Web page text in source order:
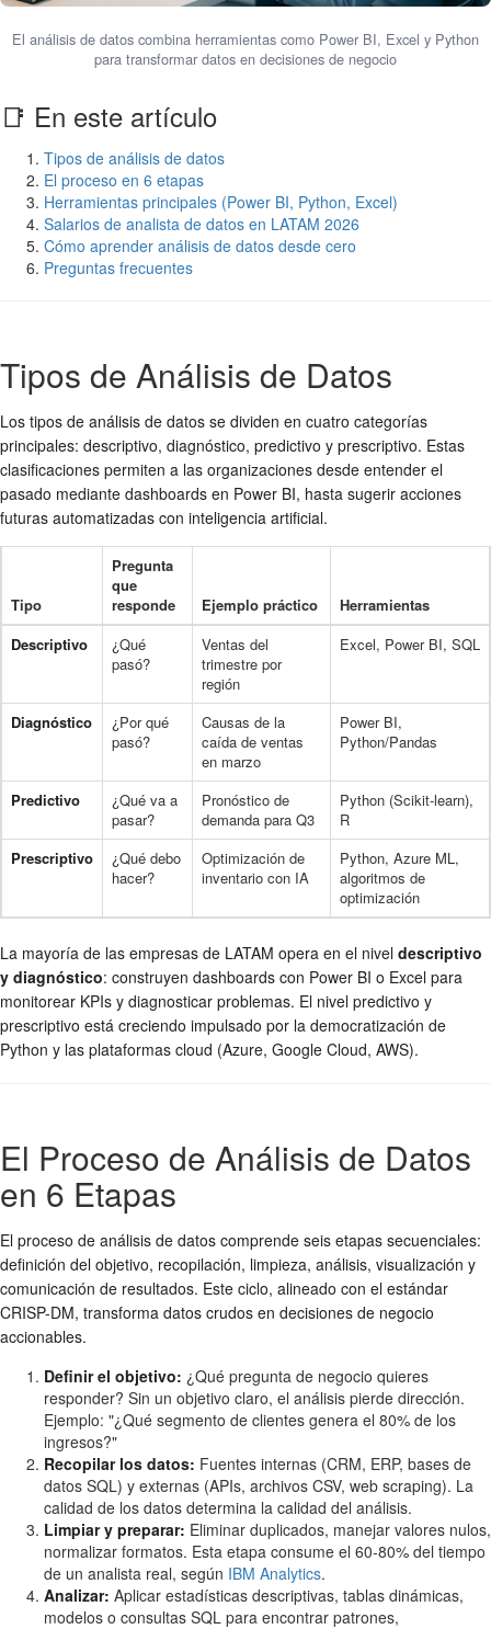
El análisis de datos combina herramientas como Power BI, Excel y Python
para transformar datos en decisiones de negocio
📑 En este artículo
Tipos de análisis de datos
El proceso en 6 etapas
Herramientas principales (Power BI, Python, Excel)
Salarios de analista de datos en LATAM 2026
Cómo aprender análisis de datos desde cero
Preguntas frecuentes
Tipos de Análisis de Datos
Los tipos de análisis de datos se dividen en cuatro categorías
principales: descriptivo, diagnóstico, predictivo y prescriptivo. Estas
clasificaciones permiten a las organizaciones desde entender el
pasado mediante dashboards en Power BI, hasta sugerir acciones
futuras automatizadas con inteligencia artificial.
Tipo
Pregunta
que
responde
Ejemplo práctico
Herramientas
Descriptivo
¿Qué
pasó?
Ventas del
trimestre por
región
Excel, Power BI, SQL
Diagnóstico
¿Por qué
pasó?
Causas de la
caída de ventas
en marzo
Power BI,
Python/Pandas
Predictivo
¿Qué va a
pasar?
Pronóstico de
demanda para Q3
Python (Scikit-learn),
R
Prescriptivo
¿Qué debo
hacer?
Optimización de
inventario con IA
Python, Azure ML,
algoritmos de
optimización
La mayoría de las empresas de LATAM opera en el nivel descriptivo
y diagnóstico: construyen dashboards con Power BI o Excel para
monitorear KPIs y diagnosticar problemas. El nivel predictivo y
prescriptivo está creciendo impulsado por la democratización de
Python y las plataformas cloud (Azure, Google Cloud, AWS).
El Proceso de Análisis de Datos
en 6 Etapas
El proceso de análisis de datos comprende seis etapas secuenciales:
definición del objetivo, recopilación, limpieza, análisis, visualización y
comunicación de resultados. Este ciclo, alineado con el estándar
CRISP-DM, transforma datos crudos en decisiones de negocio
accionables.
Definir el objetivo: ¿Qué pregunta de negocio quieres
responder? Sin un objetivo claro, el análisis pierde dirección.
Ejemplo: "¿Qué segmento de clientes genera el 80% de los
ingresos?"
Recopilar los datos: Fuentes internas (CRM, ERP, bases de
datos SQL) y externas (APIs, archivos CSV, web scraping). La
calidad de los datos determina la calidad del análisis.
Limpiar y preparar: Eliminar duplicados, manejar valores nulos,
normalizar formatos. Esta etapa consume el 60-80% del tiempo
de un analista real, según IBM Analytics.
Analizar: Aplicar estadísticas descriptivas, tablas dinámicas,
modelos o consultas SQL para encontrar patrones,